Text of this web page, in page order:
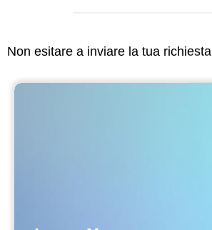
Non esitare a inviare la tua